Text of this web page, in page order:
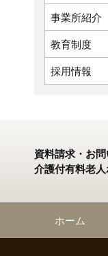
事業所紹介
教育制度
採用情報
資料請求・お
介護付有料老
ホーム